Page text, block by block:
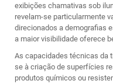
exibições chamativas sob
revelam-se particularmente
direcionados a demografias
a maior visibilidade oferece
As capacidades técnicas da
se à criação de superfícies
produtos químicos ou